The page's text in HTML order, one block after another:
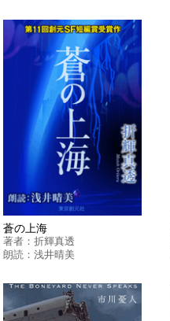
蒼の上海
著者： 折輝真透
朗読： 浅井晴美